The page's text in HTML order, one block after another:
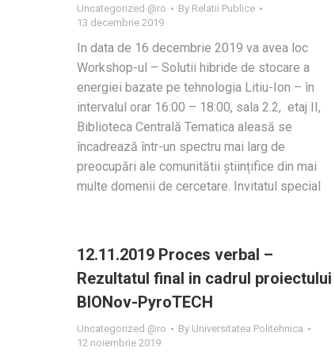
Uncategorized @ro By Relatii Publice
13 decembrie 2019
In data de 16 decembrie 2019 va avea loc
Workshop-ul – Solutii hibride de stocare a
energiei bazate pe tehnologia Litiu-Ion – în
intervalul orar 16:00 – 18:00, sala 2.2, etaj II,
Biblioteca Centrală Tematica aleasă se
încadrează într-un spectru mai larg de
preocupări ale comunitătii științifice din mai
multe domenii de cercetare. Invitatul special
12.11.2019 Proces verbal –
Rezultatul final in cadrul proiectului
BIONov-PyroTECH
Uncategorized @ro By Universitatea Politehnica
12 noiembrie 2019